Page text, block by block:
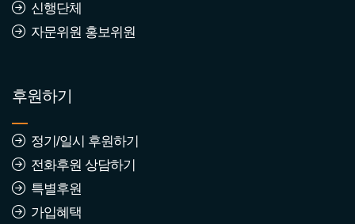
신행단체
자문위원 홍보위원
후원하기
정기/일시 후원하기
전화후원 상담하기
특별후원
가입혜택